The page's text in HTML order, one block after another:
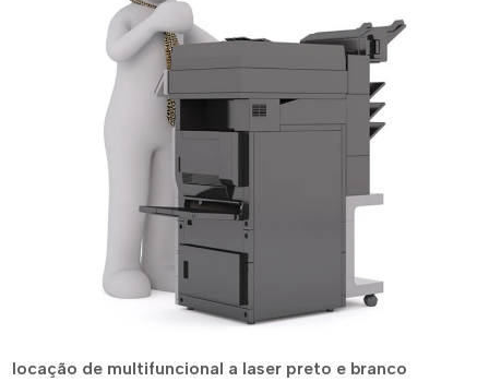
locação de multifuncional a laser preto e branco